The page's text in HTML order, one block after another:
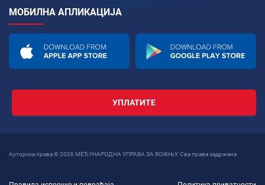
МОБИЛНА АПЛИКАЦИЈА
УПЛАТИТЕ
Ауторска права © 2026 МЕЂУНАРОДНА УПРАВА ЗА ВОЖЊУ. Сва права задржана